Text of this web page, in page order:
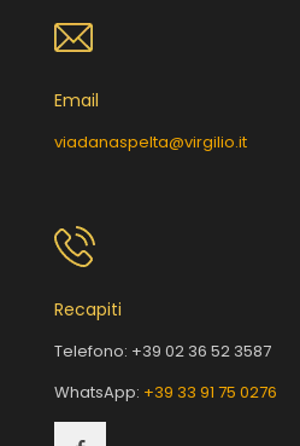
Email
viadanaspelta@virgilio.it
Recapiti
Telefono: +39 02 36 52 3587
WhatsApp: +39 33 91 75 0276